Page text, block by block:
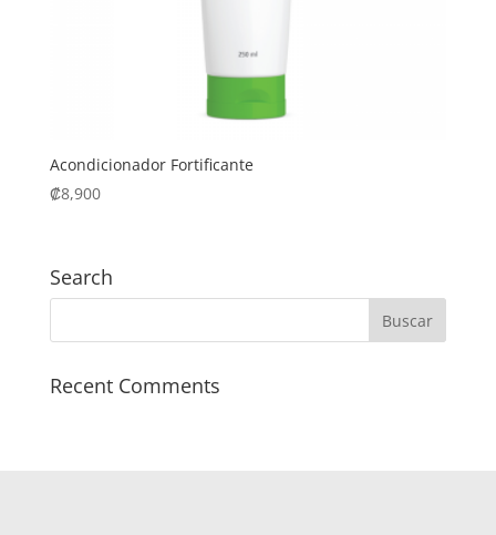
Acondicionador Fortificante
₡8,900
Search
Recent Comments